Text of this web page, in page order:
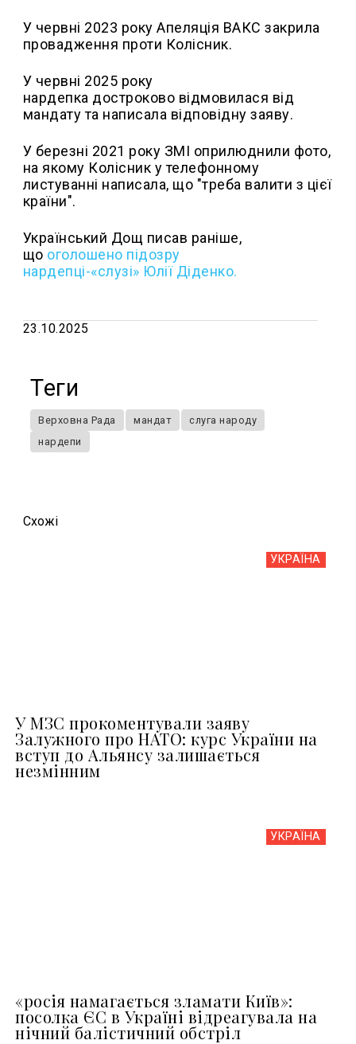
У червні 2023 року Апеляція ВАКС закрила
провадження проти Колісник.
У червні 2025 року
нардепка достроково відмовилася від
мандату та написала відповідну заяву.
У березні 2021 року ЗМІ оприлюднили фото,
на якому Колісник у телефонному
листуванні написала, що "треба валити з цієї
країни".
Український Дощ писав раніше,
що оголошено підозру
нардепці-«слузі» Юлії Діденко.
23.10.2025
Теги
Верховна Рада мандат
слуга народу
нардепи
Схожi
УКРАЇНА
У МЗС прокоментували заяву
Залужного про НАТО: курс України на
вступ до Альянсу залишається
незмінним
УКРАЇНА
«росія намагається зламати Київ»:
посолка ЄС в Україні відреагувала на
нічний балістичний обстріл